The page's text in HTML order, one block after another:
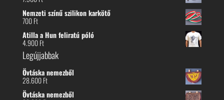
Nemzeti színű szilikon karkötő
700Ft
Atilla a Hun feliratú póló
4.900Ft
Legújjabbak
Övtáska nemezből
28.600Ft
Övtáska nemezből